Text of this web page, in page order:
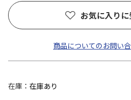
お気に入り
商品についてのお問い
在庫
在庫あり